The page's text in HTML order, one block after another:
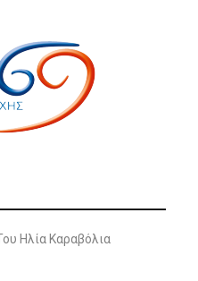
Ηλία Καραβόλια